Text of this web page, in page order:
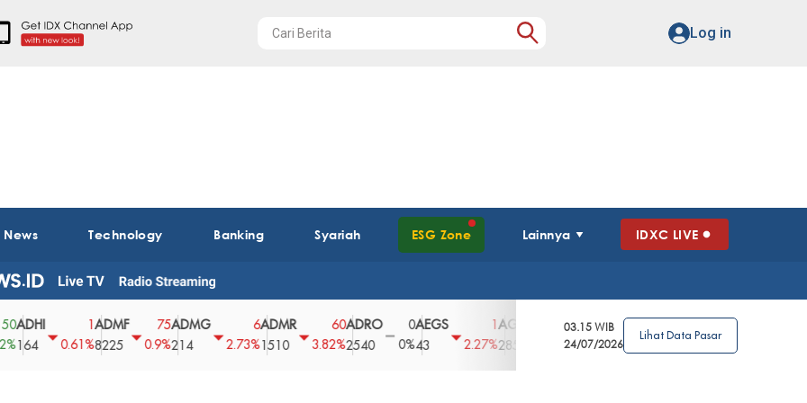
Log in
Technology Banking Syariah ESG Zone Lainnya IDXC LIVE
0.61%
ADMF
8225
75
0.9%
ADMG
214
2.73%
ADMR
1510
3.82%
ADRO
2540
0
0%
AEGS
2.27%2850
3.39%
AGRO
148
4
2.63%
0%
03.15 WIB
24/07/2026
Lihat Data Pasar